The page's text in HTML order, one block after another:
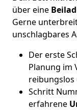
über eine
Gerne
unschlagbares
Der erste
Planung im
Schritt
erfahrene